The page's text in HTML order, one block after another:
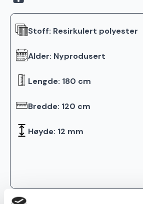
Stoff: Resirkulert polyester
Alder: Nyprodusert
Lengde: 180 cm
Bredde: 120 cm
Høyde: 12 mm